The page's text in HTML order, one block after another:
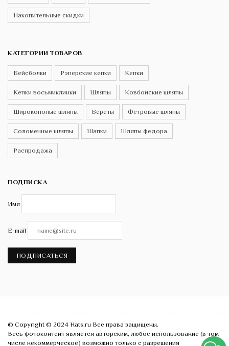
Накопительные скидки
КАТЕГОРИИ ТОВАРОВ
Бейсболки Рэперские кепки Кепки
Кепки восьмиклинки Шляпы Ковбойские шляпы
Широкополые шляпы Береты Фетровые шляпы
Соломенные шляпы Шапки Шляпы федора
Распродажа
ПОДПИСКА
Имя
E-mail
ПОДПИСАТЬСЯ
© Copyright © 2024 Hats.ru Все права защищены.
Весь фотоконтент является авторским, любое использование (в том
числе некоммерческое) возможно только с разрешения